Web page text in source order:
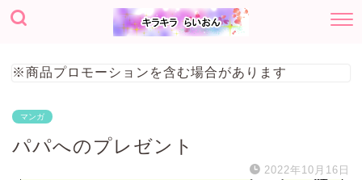
※商品プロモーションを含む場合があります
マンガ
パパへのプレゼント
2022年10月16日